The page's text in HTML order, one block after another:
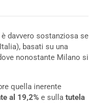
davvero sostanziosa se
basati su una
nonostante Milano si
quella inerente
al 19,2% e sulla tutela